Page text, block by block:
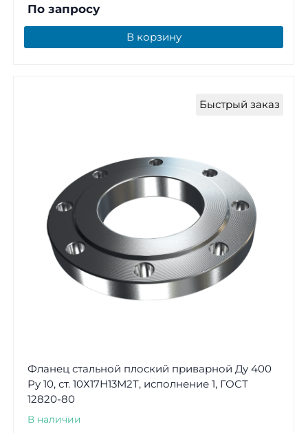
По запросу
В корзину
Быстрый заказ
Фланец стальной плоский приварной Ду 400
Ру 10, ст. 10Х17Н13М2Т, исполнение 1, ГОСТ
12820-80
В наличии